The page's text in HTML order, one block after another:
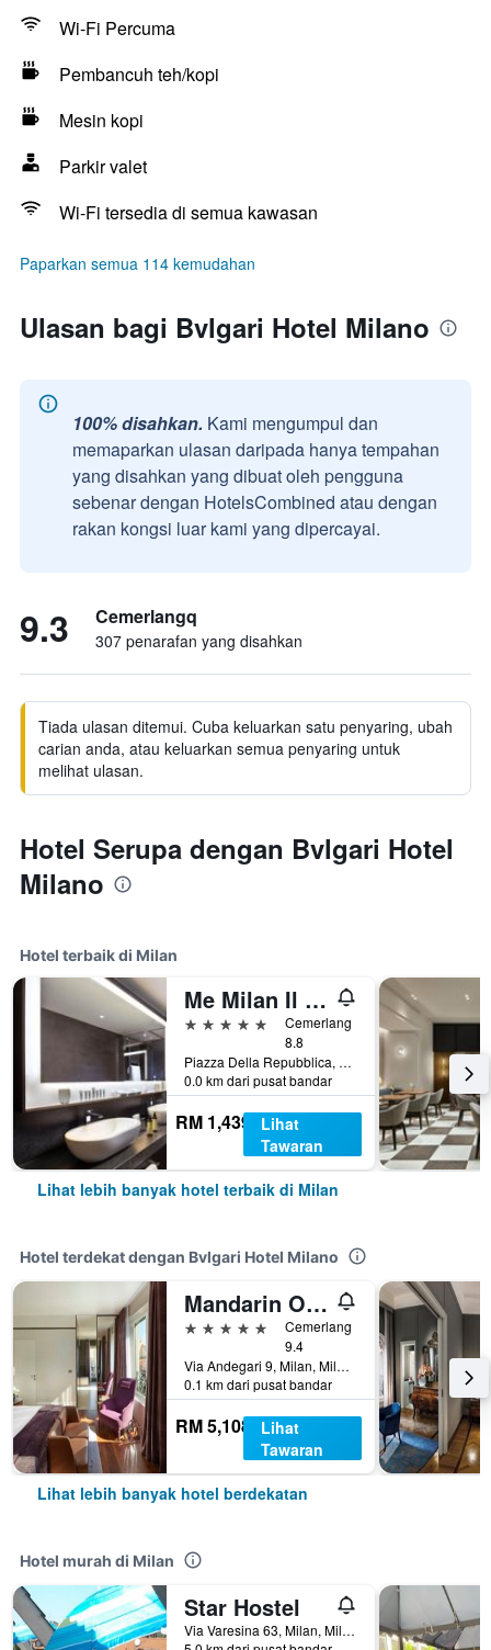
Wi-Fi Percuma
Pembancuh teh/kopi
Mesin kopi
Parkir valet
Wi-Fi tersedia di semua kawasan
Paparkan semua 114 kemudahan
Ulasan bagi Bvlgari Hotel Milano
100% disahkan. Kami mengumpul dan
memaparkan ulasan daripada hanya tempahan
yang disahkan yang dibuat oleh pengguna
sebenar dengan HotelsCombined atau dengan
rakan kongsi luar kami yang dipercayai.
9.3 Cemerlangq
307 penarafan yang disahkan
Tiada ulasan ditemui. Cuba keluarkan satu penyaring, ubah
carian anda, atau keluarkan semua penyaring untuk
melihat ulasan.
Hotel Serupa dengan Bvlgari Hotel
Milano
Hotel terbaik di Milan
Me Milan Il Duca
5 bintang
Cemerlang
8.8
Piazza Della Repubblica, 13, Milan, Milano, Itali
0.0 km dari pusat bandar
RM 1,439
Lihat
Tawaran
Lihat lebih banyak hotel terbaik di Milan
Hotel terdekat dengan Bvlgari Hotel Milano
Mandarin Oriental, Milan
5 bintang
Cemerlang
9.4
Via Andegari 9, Milan, Milano, Itali
0.1 km dari pusat bandar
RM 5,108
Lihat
Tawaran
Lihat lebih banyak hotel berdekatan
Hotel murah di Milan
Star Hostel
Via Varesina 63, Milan, Milano, Itali